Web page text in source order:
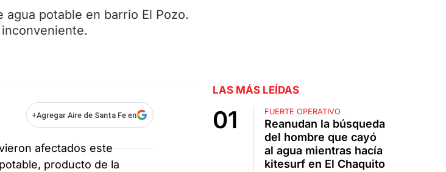
potable en barrio El Pozo.
+Agregar Aire de Santa Fe en
afectados este
producto de la
LAS MÁS LEÍDAS
FUERTE OPERATIVO
Reanudan la búsqueda
del hombre que cayó
al agua mientras hacía
kitesurf en El Chaquito